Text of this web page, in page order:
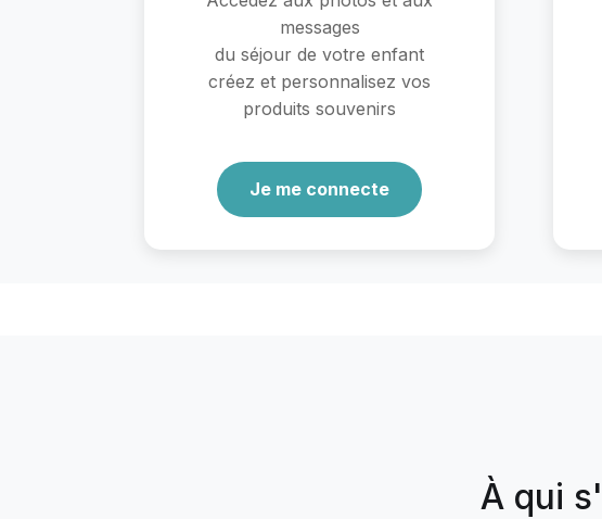
messages
du séjour de votre enfant
créez et personnalisez vos
produits souvenirs
Je me connecte
À qui